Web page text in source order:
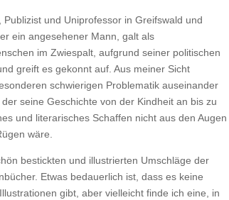
und Uniprofessor in Greifswald und
ein angesehener Mann, galt als
im Zwiespalt, aufgrund seiner politischen
greift es gekonnt auf. Aus meiner Sicht
schwierigen Problematik auseinander
seine Geschichte von der Kindheit an bis zu
und literarisches Schaffen nicht aus den Augen
wäre.
bestickten und illustrierten Umschläge der
Etwas bedauerlich ist, dass es keine
gibt, aber vielleicht finde ich eine, in